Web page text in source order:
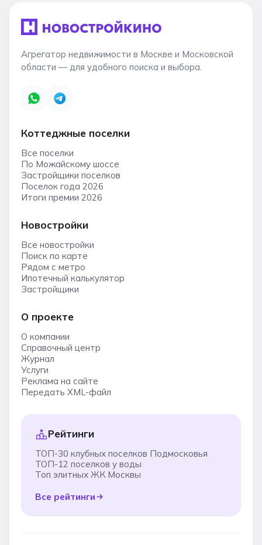
Агрегатор недвижимости в Москве и Московской
области — для удобного поиска и выбора.
Коттеджные поселки
Все поселки
По Можайскому шоссе
Застройщики поселков
Поселок года 2026
Итоги премии 2026
Новостройки
Все новостройки
Поиск по карте
Рядом с метро
Ипотечный калькулятор
Застройщики
О проекте
О компании
Справочный центр
Журнал
Услуги
Реклама на сайте
Передать XML-файл
Рейтинги
ТОП-30 клубных поселков Подмосковья
ТОП-12 поселков у воды
Топ элитных ЖК Москвы
Все рейтинги